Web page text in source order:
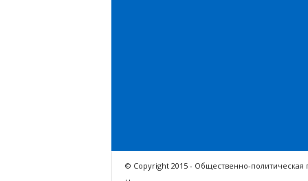
© Copyright 2015 - Общественно-политическая